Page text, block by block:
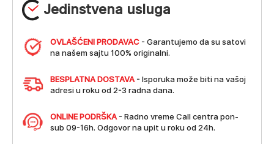
Jedinstvena usluga
OVLAŠĆENI PRODAVAC - Garantujemo da su satovi
na našem sajtu 100% originalni.
BESPLATNA DOSTAVA - Isporuka može biti na vašoj
adresi u roku od 2-3 radna dana.
ONLINE PODRŠKA - Radno vreme Call centra pon-
sub 09-16h. Odgovor na upit u roku od 24h.